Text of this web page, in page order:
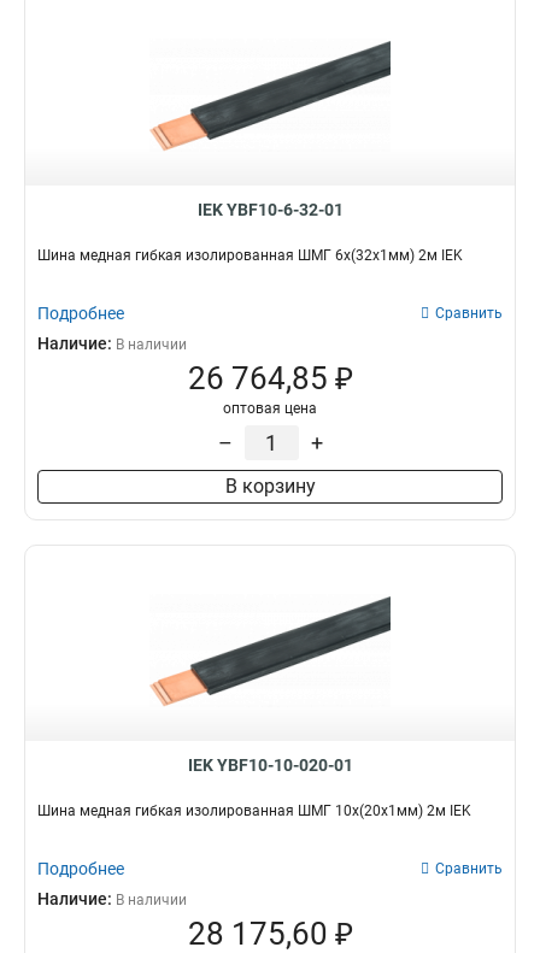
IEK YBF10-6-32-01
Шина медная гибкая изолированная ШМГ 6х(32х1мм) 2м IEK
Подробнее Сравнить
Наличие: В наличии
26 764,85 ₽
оптовая цена
– +
В корзину
IEK YBF10-10-020-01
Шина медная гибкая изолированная ШМГ 10x(20x1мм) 2м IEK
Подробнее Сравнить
Наличие: В наличии
28 175,60 ₽